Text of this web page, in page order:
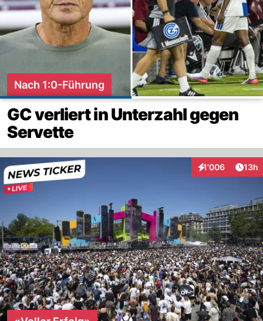
Nach 1:0-Führung
GC verliert in Unterzahl gegen
Servette
1'006
Interaktionen13h